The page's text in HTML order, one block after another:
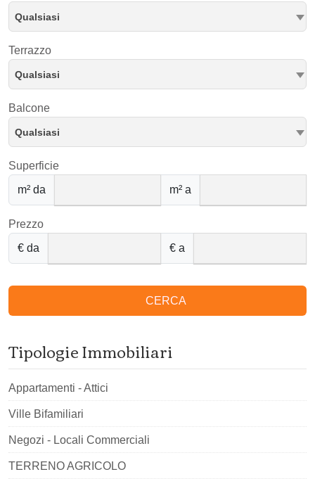
Qualsiasi
Terrazzo
Qualsiasi
Balcone
Qualsiasi
Superficie
m² da
m² a
Prezzo
€ da
€ a
CERCA
Tipologie Immobiliari
Appartamenti - Attici
Ville Bifamiliari
Negozi - Locali Commerciali
TERRENO AGRICOLO